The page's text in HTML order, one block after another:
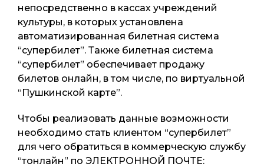
непосредственно в кассах учреждений
культуры, в которых установлена
автоматизированная билетная система
“супербилет”. Также билетная система
“супербилет” обеспечивает продажу
билетов онлайн, в том числе, по виртуальной
“Пушкинской карте”.
Чтобы реализовать данные возможности
необходимо стать клиентом “супербилет”
для чего обратиться в коммерческую службу
“тонлайн” по ЭЛЕКТРОННОЙ ПОЧТЕ: